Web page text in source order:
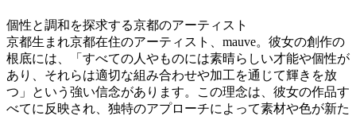
個性と調和を探求する京都のアーティスト
京都生まれ京都在住のアーティスト、mauve。彼女の創作の
根底には、「すべての人やものには素晴らしい才能や個性が
あり、それらは適切な組み合わせや加工を通じて輝きを放
つ」という強い信念があります。この理念は、彼女の作品す
べてに反映され、独特のアプローチによって素材や色が新た